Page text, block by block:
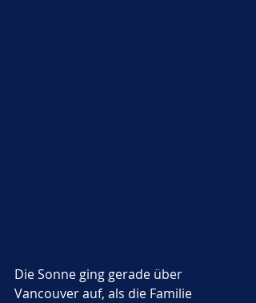
Die Sonne ging gerade über
Vancouver auf, als die Familie